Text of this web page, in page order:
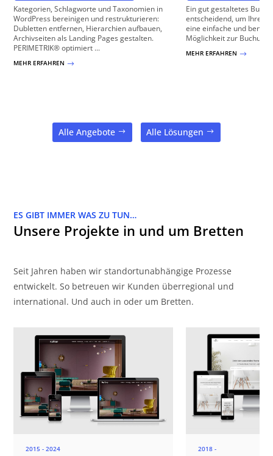
Kategorien, Schlagworte und Taxonomien in
WordPress bereinigen und restrukturieren:
Dubletten entfernen, Hierarchien aufbauen,
Archivseiten als Landing Pages gestalten.
PERIMETRIK® optimiert ...
MEHR ERFAHREN $
Ein gut gestaltetes
entscheidend, um Ihren
eine einfache und
Möglichkeit zur Buchung
MEHR ERFAHREN $
Alle Angebote Alle Lösungen
ES GIBT IMMER WAS ZU TUN…
Unsere Projekte in und um Bretten
Seit Jahren haben wir standortunabhängige Prozesse
entwickelt. So betreuen wir Kunden überregional und
international. Und auch in oder um Bretten.
2015 - 2024 2018 -